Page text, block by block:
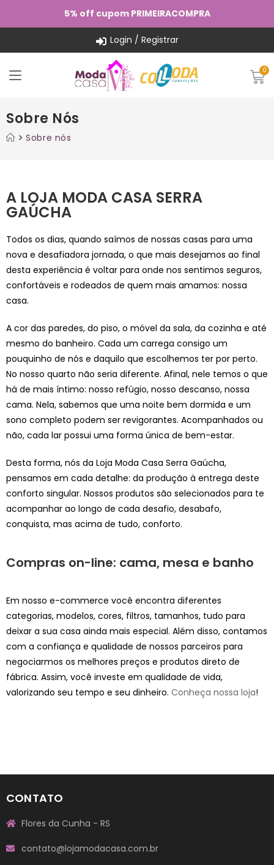
5% off cupom PRIMEIRACOMPRA
Login / Registrar
Sobre Nós
Sobre nós
A LOJA MODA CASA SERRA
GAÚCHA
Todos os dias, quando saímos de nossas casas para uma
nova e desafiadora jornada, o que mais desejamos ao final
desta experiência é voltar para onde nos sentimos seguros,
confortáveis e rodeados de quem mais amamos: nossa
casa.
A cor das paredes, do piso, o móvel da sala, da cozinha e até
mesmo do banheiro. Cada um carrega consigo um
pouquinho de nós e daquilo que escolhemos ter por perto.
No nosso quarto não seria diferente. Afinal, nele temos o que
há de mais íntimo: nosso refúgio, nosso descanso, nossa
cama. Nela, sabemos que uma noite bem dormida e um
sono completo podem ser revigorantes. Acompanhados ou
não, cada lar possui uma forma única de bem-estar.
Desta forma, nós da Loja Moda Casa Serra Gaúcha,
pensamos em cada detalhe: da produção à entrega deste
conforto singular. Nossos produtos são selecionados para te
acompanhar ao longo de cada desafio, desabafo,
conquista, mas acima de tudo, conforto.
Compras on-line: cama, mesa e banho
Em nosso e-commerce você encontra diferentes
categorias, modelos, cores, filtros, tamanhos, tudo para
deixar a sua casa ainda mais especial. Além disso, contamos
com a confiança e qualidade de nossos parceiros para
negociarmos os melhores preços e produtos direto de
fábrica. Assim, você investe em qualidade de vida,
valorizando seu tempo e seu dinheiro. Conheça nossa loja!
CONTATO
Flores da Cunha - RS
contato@lojamodacasa.com.br